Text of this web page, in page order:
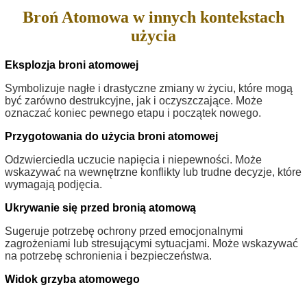
Broń Atomowa w innych kontekstach
użycia
Eksplozja broni atomowej
Symbolizuje nagłe i drastyczne zmiany w życiu, które mogą
być zarówno destrukcyjne, jak i oczyszczające. Może
oznaczać koniec pewnego etapu i początek nowego.
Przygotowania do użycia broni atomowej
Odzwierciedla uczucie napięcia i niepewności. Może
wskazywać na wewnętrzne konflikty lub trudne decyzje, które
wymagają podjęcia.
Ukrywanie się przed bronią atomową
Sugeruje potrzebę ochrony przed emocjonalnymi
zagrożeniami lub stresującymi sytuacjami. Może wskazywać
na potrzebę schronienia i bezpieczeństwa.
Widok grzyba atomowego